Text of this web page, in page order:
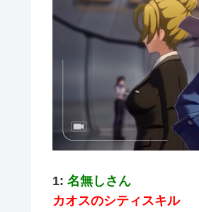
1: 名無しさん
カオスのシティスキル